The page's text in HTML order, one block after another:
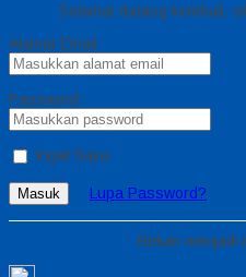
Selamat datang kembali,
Alamat Email
Password
Ingat Saya
Masuk Lupa Password?
Belum menjadi